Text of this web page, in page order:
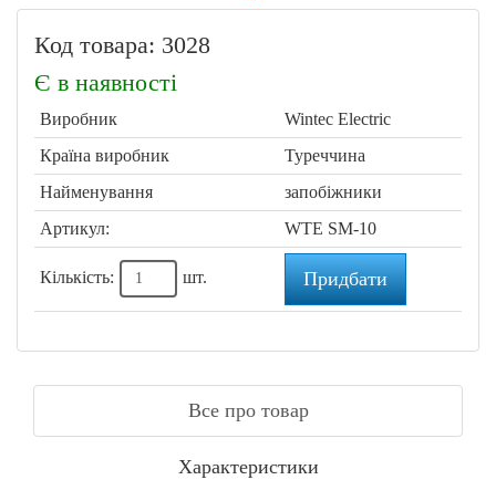
Код товара: 3028
Є в наявності
Виробник
Wintec Electric
Країна виробник
Туреччина
Найменування
запобіжники
Артикул:
WTE SM-10
Кількість: шт. Придбати
Все про товар
Характеристики